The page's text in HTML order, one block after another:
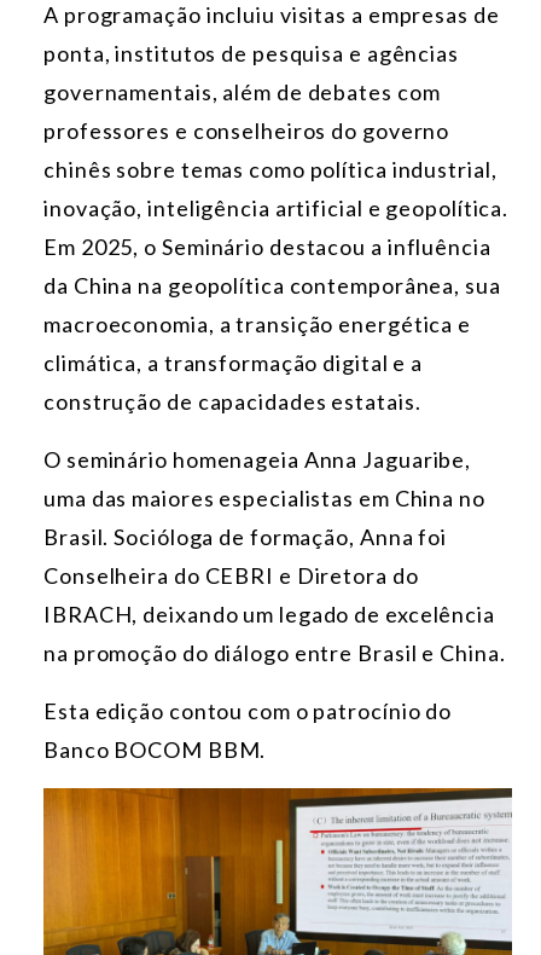
A programação incluiu visitas a empresas de
ponta, institutos de pesquisa e agências
governamentais, além de debates com
professores e conselheiros do governo
chinês sobre temas como política industrial,
inovação, inteligência artificial e geopolítica.
Em 2025, o Seminário destacou a influência
da China na geopolítica contemporânea, sua
macroeconomia, a transição energética e
climática, a transformação digital e a
construção de capacidades estatais.
O seminário homenageia Anna Jaguaribe,
uma das maiores especialistas em China no
Brasil. Socióloga de formação, Anna foi
Conselheira do CEBRI e Diretora do
IBRACH, deixando um legado de excelência
na promoção do diálogo entre Brasil e China.
Esta edição contou com o patrocínio do
Banco BOCOM BBM.